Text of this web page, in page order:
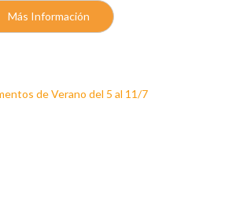
Más Información